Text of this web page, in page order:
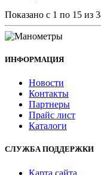
Показано с 1 по 15 из
ИНФОРМАЦИЯ
Новости
Контакты
Партнеры
Прайс лист
Каталоги
СЛУЖБА ПОДДЕРЖКИ
Карта сайта